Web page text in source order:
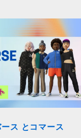
ス とコマース